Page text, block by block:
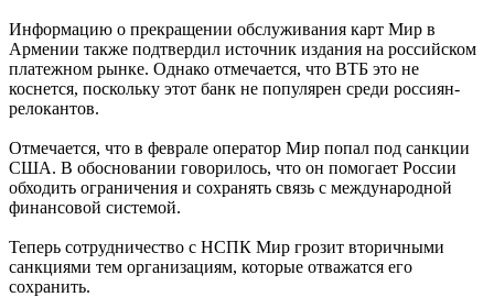
Информацию о прекращении обслуживания карт Мир в
Армении также подтвердил источник издания на российском
платежном рынке. Однако отмечается, что ВТБ это не
коснется, поскольку этот банк не популярен среди россиян-
релокантов.
Отмечается, что в феврале оператор Мир попал под санкции
США. В обосновании говорилось, что он помогает России
обходить ограничения и сохранять связь с международной
финансовой системой.
Теперь сотрудничество с НСПК Мир грозит вторичными
санкциями тем организациям, которые отважатся его
сохранить.